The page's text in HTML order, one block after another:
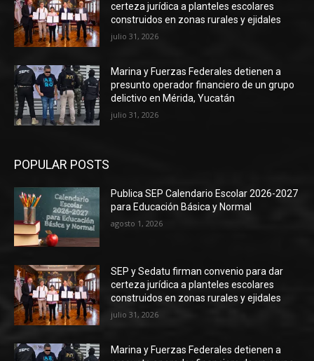
certeza jurídica a planteles escolares
construidos en zonas rurales y ejidales
julio 31, 2026
Marina y Fuerzas Federales detienen a
presunto operador financiero de un grupo
delictivo en Mérida, Yucatán
julio 31, 2026
POPULAR POSTS
Publica SEP Calendario Escolar 2026-2027
para Educación Básica y Normal
agosto 1, 2026
SEP y Sedatu firman convenio para dar
certeza jurídica a planteles escolares
construidos en zonas rurales y ejidales
julio 31, 2026
Marina y Fuerzas Federales detienen a